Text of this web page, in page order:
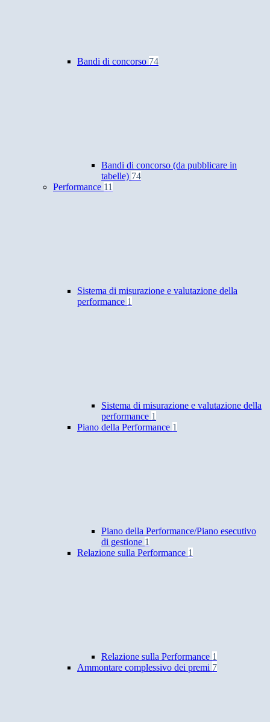
Bandi di concorso 74
Bandi di concorso (da pubblicare in
tabelle) 74
Performance 11
Sistema di misurazione e valutazione della
performance 1
Sistema di misurazione e valutazione della
performance 1
Piano della Performance 1
Piano della Performance/Piano esecutivo
di gestione 1
Relazione sulla Performance 1
Relazione sulla Performance 1
Ammontare complessivo dei premi 7